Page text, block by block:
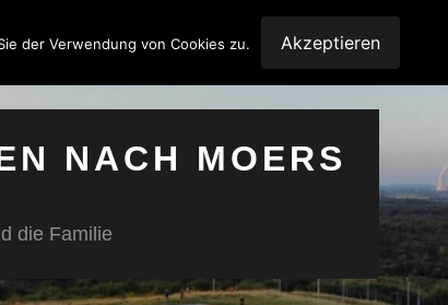
NACH MOERS
die Familie
der Verwendung von Cookies zu. Akzeptieren